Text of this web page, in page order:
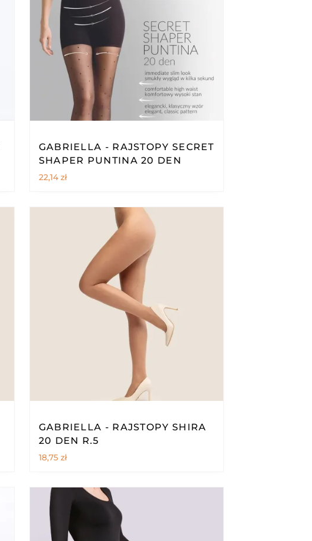
GABRIELLA - RAJSTOPY SECRET
SHAPER PUNTINA 20 DEN
22,14 zł
GABRIELLA - RAJSTOPY SHIRA
20 DEN R.5
18,75 zł